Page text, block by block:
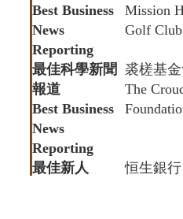
Best Business
News
Reporting
Mission
Golf Club
最佳科學新聞
報道
Best Business
News
Reporting
裘槎基
The
最佳新人
恒生銀行